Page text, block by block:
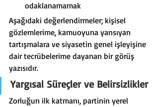
odaklanamamak
Aşağıdaki değerlendirmeler; kişisel
gözlemlerime, kamuoyuna yansıyan
tartışmalara ve siyasetin genel işleyişine
dair tecrübelerime dayanan bir görüş
yazısıdır.
Yargısal Süreçler ve Belirsizlikler
Zorluğun ilk katmanı, partinin yerel